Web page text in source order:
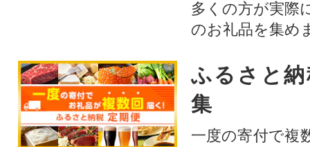
多くの方が実際
のお礼品を集め
ふるさと
集
一度の寄付で複